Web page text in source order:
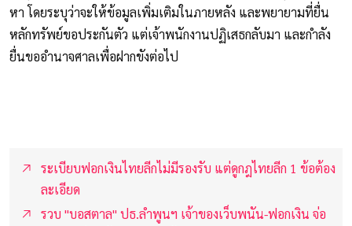
หา โดยระบุว่าจะให้ข้อมูลเพิ่มเติมในภายหลัง และพยายามที่ยื่น
หลักทรัพย์ขอประกันตัว แต่เจ้าพนักงานปฏิเสธกลับมา และกำลัง
ยื่นขออำนาจศาลเพื่อฝากขังต่อไป
ระเบียบฟอกเงินไทยลีกไม่มีรองรับ แต่ดูกฎไทยลีก 1 ข้อต้อง
ละเอียด
รวบ "บอสตาล" ปธ.ลำพูนฯ เจ้าของเว็บพนัน-ฟอกเงิน จ่อ